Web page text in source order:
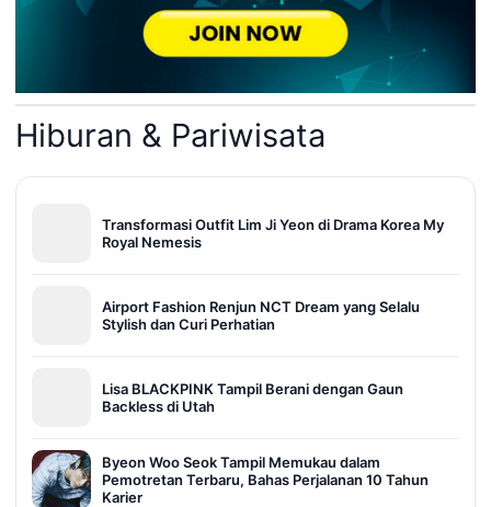
Hiburan & Pariwisata
Transformasi Outfit Lim Ji Yeon di Drama Korea My
Royal Nemesis
Airport Fashion Renjun NCT Dream yang Selalu
Stylish dan Curi Perhatian
Lisa BLACKPINK Tampil Berani dengan Gaun
Backless di Utah
Byeon Woo Seok Tampil Memukau dalam
Pemotretan Terbaru, Bahas Perjalanan 10 Tahun
Karier